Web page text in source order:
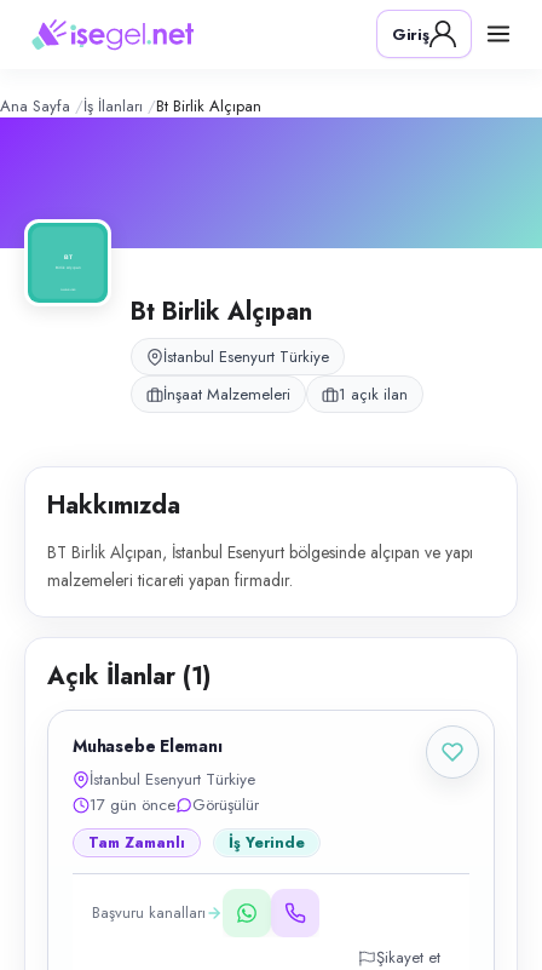
Birlik Alçıpan – Şirket Profili
Konum:
BT Birlik Alçıpan, İstanbul Esenyurt bölgesinde alçıpan ve yapı
Giriş
Ana Sayfa İş İlanları Bt Birlik Alçıpan
Bt Birlik Alçıpan
İstanbul Esenyurt Türkiye
İnşaat Malzemeleri
1 açık ilan
Hakkımızda
BT Birlik Alçıpan, İstanbul Esenyurt bölgesinde alçıpan ve yapı
malzemeleri ticareti yapan firmadır.
Açık İlanlar (1)
Muhasebe Elemanı
İstanbul Esenyurt Türkiye
17 gün önce
Görüşülür
Tam Zamanlı İş Yerinde
Başvuru kanalları
Şikayet et